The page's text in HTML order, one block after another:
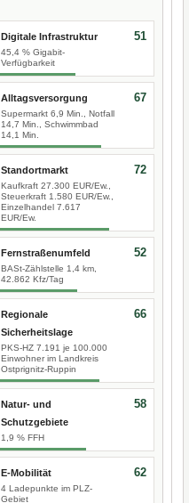
Digitale Infrastruktur
45,4 % Gigabit-
Verfügbarkeit
51
Alltagsversorgung
Supermarkt 6,9 Min., Notfall
14,7 Min., Schwimmbad
14,1 Min.
67
Standortmarkt
Kaufkraft 27.300 EUR/Ew.,
Steuerkraft 1.580 EUR/Ew.,
Einzelhandel 7.617
EUR/Ew.
72
Fernstraßenumfeld
BASt-Zählstelle 1,4 km,
42.862 Kfz/Tag
52
Regionale
Sicherheitslage
PKS-HZ 7.191 je 100.000
Einwohner im Landkreis
Ostprignitz-Ruppin
66
Natur- und
Schutzgebiete
1,9 % FFH
58
E-Mobilität
4 Ladepunkte im PLZ-
Gebiet
62